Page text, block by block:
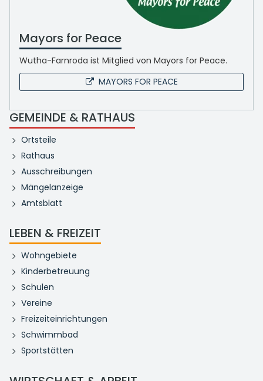
Mayors for Peace
Wutha-Farnroda ist Mitglied von Mayors for Peace.
MAYORS FOR PEACE
GEMEINDE & RATHAUS
Ortsteile
Rathaus
Ausschreibungen
Mängelanzeige
Amtsblatt
LEBEN & FREIZEIT
Wohngebiete
Kinderbetreuung
Schulen
Vereine
Freizeiteinrichtungen
Schwimmbad
Sportstätten